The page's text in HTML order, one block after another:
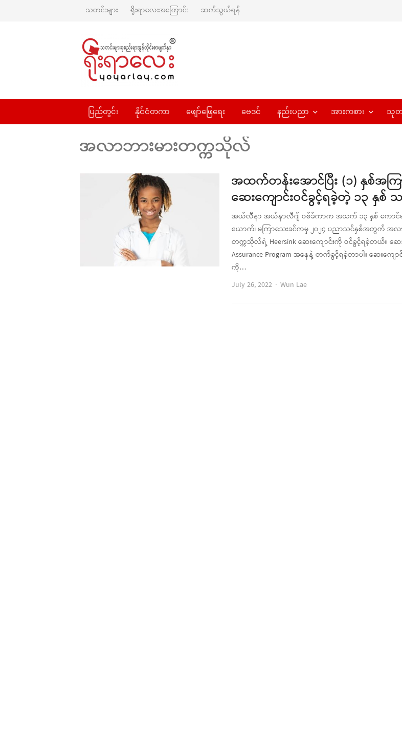
သတင်းများ ရိုးရာလေးအကြောင်း ဆက်သွယ်ရန်
ပြည်တွင်း နိုင်ငံတကာ ဖျော်ဖြေရေး ဗေဒင် နည်းပညာ အားကစား သု
အလာဘားမားတက္ကသိုလ်
အထက်တန်းအောင်ပြီး (၁) နှစ်အကြ
ဆေးကျောင်းဝင်ခွင့်ရခဲ့တဲ့ ၁၃ နှစ်
အယ်လီနာ အယ်နာလီဂျ် ဝစ်ခ်ကာက အသက် ၁၃ နှစ် ကောင်
ယောက်၊ မကြာသေးခင်ကမှ ၂၀၂၄ ပညာသင်နှစ်အတွက် အလာ
တက္ကသိုလ်ရဲ့ Heersink ဆေးကျောင်းကို ဝင်ခွင့်ရခဲ့တယ်။ ဆေး
Assurance Program အနေနဲ့ တက်ခွင့်ရခဲ့တာပါ။ ဆေးကျေ
ကို…
July 26, 2022
Author
Wun Lae